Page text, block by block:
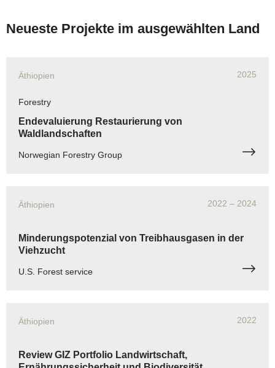
Neueste Projekte im ausgewählten Land
Äthiopien 2025
Forestry
Endevaluierung Restaurierung von
Waldlandschaften
Norwegian Forestry Group
Äthiopien 2022 – 2024
Minderungspotenzial von Treibhausgasen in der
Viehzucht
U.S. Forest service
Äthiopien 2022
Review GIZ Portfolio Landwirtschaft,